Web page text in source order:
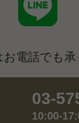
電話でも
03-
10:00-